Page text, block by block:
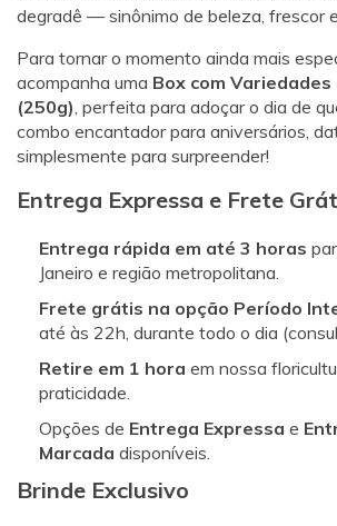
degradê — sinônimo de beleza, frescor
Para tornar o momento ainda mais
acompanha uma Box com Variedades
(250g), perfeita para adoçar o dia de
combo encantador para aniversários,
simplesmente para surpreender!
Entrega Expressa e Frete
Entrega rápida em até 3 horas
Janeiro e região metropolitana.
Frete grátis na opção Período
até às 22h, durante todo o dia
Retire em 1 hora em nossa
praticidade.
Opções de Entrega Expressa e
Marcada disponíveis.
Brinde Exclusivo